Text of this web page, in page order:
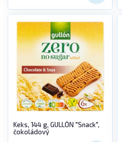
Keks, 144 g, GULLÓN "Snack",
čokoládový